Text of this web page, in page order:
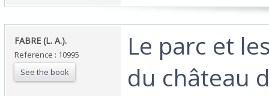
‎FABRE (L. A.).‎
Reference : 10995
See the book
‎Le parc et
du château